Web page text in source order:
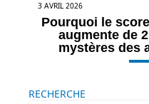
3 AVRIL 2026
Pourquoi le
augmente de
mystères des
RECHERCHE